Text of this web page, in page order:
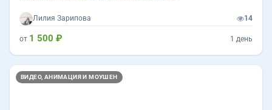
Лилия Зарипова 14
от 1 500 ₽ 1 день
ВИДЕО, АНИМАЦИЯ И МОУШЕН